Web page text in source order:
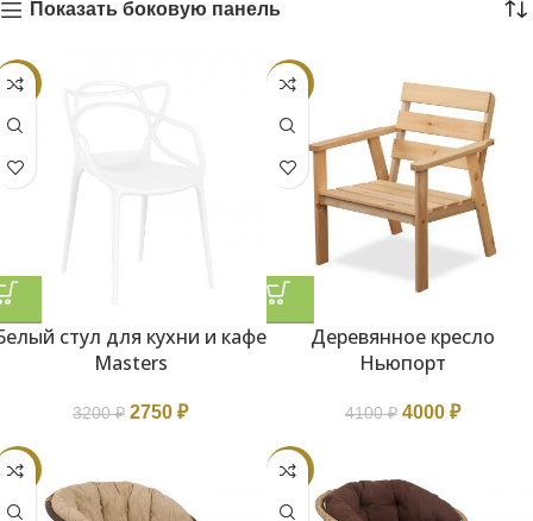
Показать боковую панель
-14%
стул для кухни и кафе
Masters
3200₽ 2750 ₽
-2%
Деревянное кресло
Ньюпорт
4100₽ 4000 ₽
-19% -21%